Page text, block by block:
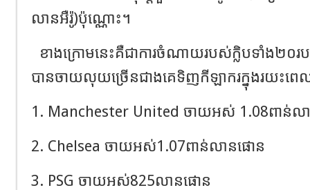
លានអឺរ៉ូ)ប៉ុណ្ណោះ។
ខាងក្រោមនេះគឺជាការចំណាយរបស់ក្លិបទាំង២
បានចាយលុយច្រើនជាងគេទិញកីឡាករក្នុងរយះ
1. Manchester United ចាយអស់ 1.08ពាន់ល
2. Chelsea ចាយអស់1.07ពាន់លានផោន
3. PSG ចាយអស់825លានផោន